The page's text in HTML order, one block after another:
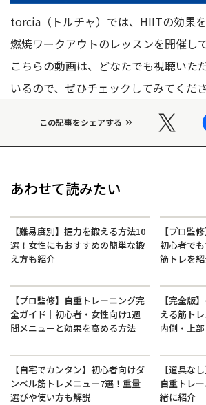
torcia（トルチャ）では、HIITの効果
燃焼ワークアウトのレッスンを開催し
こちらの動画は、どなたでも視聴いた
いるので、ぜひチェックしてみてくださ
この記事をシェアする
あわせて読みたい
【難易度別】握力を鍛える方法10
選！女性にもおすすめの簡単な鍛
え方も紹介
【プロ監
初心者で
筋トレを
【プロ監修】自重トレーニング完
全ガイド｜初心者・女性向け1週
間メニューと効果を高める方法
【完全版
える筋ト
内側・上
【自宅でカンタン】初心者向けダ
ンベル筋トレメニュー7選！重量
選びや使い方も解説
【道具な
自重トレ
緒に紹介